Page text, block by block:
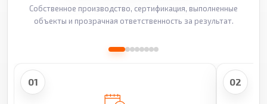
Собственное производство, сертификация, выполненные
объекты и прозрачная ответственность за результат.
01 02